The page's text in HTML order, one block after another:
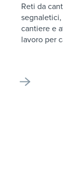
Reti da
cantiere e
lavoro per